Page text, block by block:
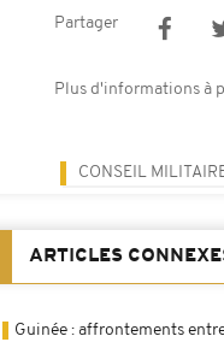
Partager
Plus d'informations à
CONSEIL
ARTICLES
Guinée : affrontements